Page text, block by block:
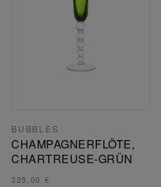
BUBBLES
CHAMPAGNERFLÖTE,
CHARTREUSE-GRÜN
325,00 €